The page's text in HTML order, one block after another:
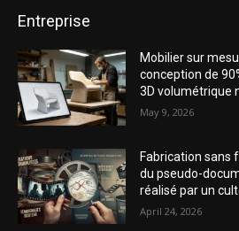
Entreprise
Mobilier sur
conception de
3D volumétrique
May 9, 2026
Fabrication sans
du pseudo-
réalisé par un
April 24, 2026